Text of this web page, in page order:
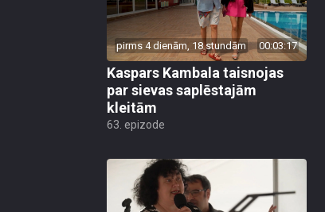
pirms 4 dienām, 18 stundām 00:03:17
Kaspars Kambala taisnojas
par sievas saplēstajām
kleitām
63. epizode